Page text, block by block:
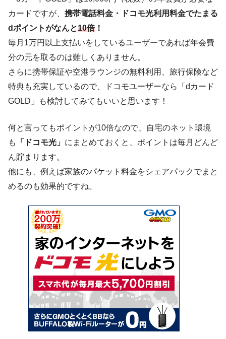
カードですが、 携帯電話料金・ドコモ光利用料金でたまる
dポイントがなんと10倍！
毎月1万円以上支払いをしているユーザーであれば年会費
分の元を取るのは難しくありません。
さらに携帯保証や空港ラウンジの無料利用、旅行保険など
特典も充実しているので、ドコモユーザーなら「dカード
GOLD」も検討してみてもいいと思います！
何と言ってもポイントが10倍なので、自宅のネット環境
も
「ドコモ光」 にまとめておくと、ポイントは毎月どんど
ん貯まります。
他にも、例えば家族のパケット料金をシェアパックでまと
めるのも効果的ですね。